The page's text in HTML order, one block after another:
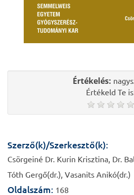
Értékelés:
Értékeld Te
Szerző(k)/Szerkesztő(k):
Csörgeiné Dr. Kurin Krisztina, Dr.
Tóth Gergő(dr.), Vasanits Anikó(dr.)
Oldalszám: 168